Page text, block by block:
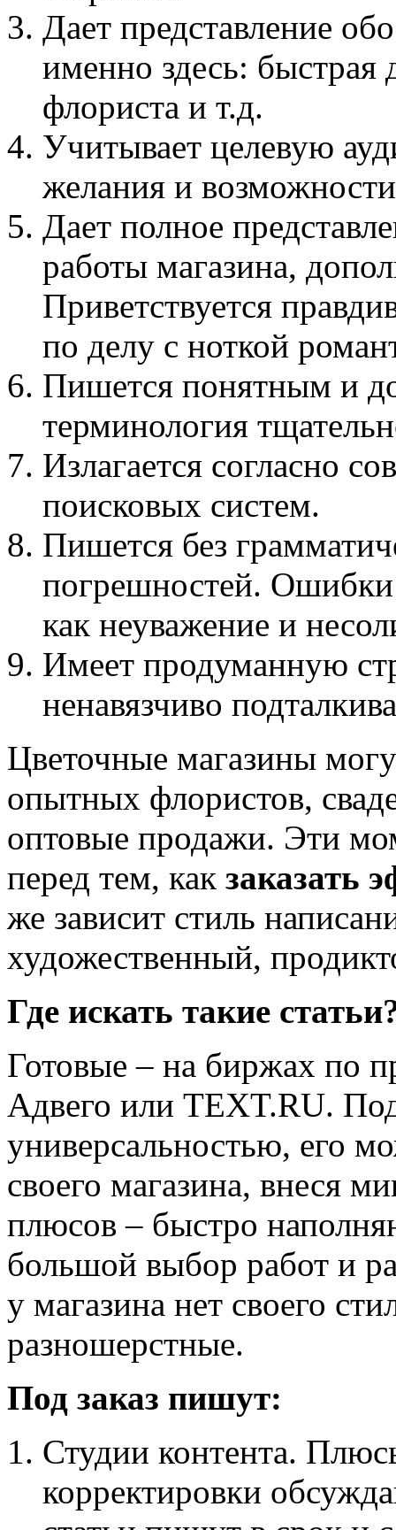
Дает представление
именно здесь: быстрая
флориста и т.д.
Учитывает целевую
желания и
Дает полное
работы магазина,
Приветствуется
по делу с ноткой
Пишется понятным и
терминология
Излагается согласно
поисковых систем.
Пишется без
погрешностей. Ошибки
как неуважение и
Имеет продуманную
ненавязчиво
Цветочные магазины
опытных флористов,
оптовые продажи. Эти
перед тем, как заказать
же зависит стиль
художественный,
Где искать такие
Готовые – на биржах по
Адвего или TEXT.RU.
универсальностью, его
своего магазина, внеся
плюсов – быстро
большой выбор работ и
у магазина нет своего
разношерстные.
Под заказ пишут:
Студии контента.
корректировки